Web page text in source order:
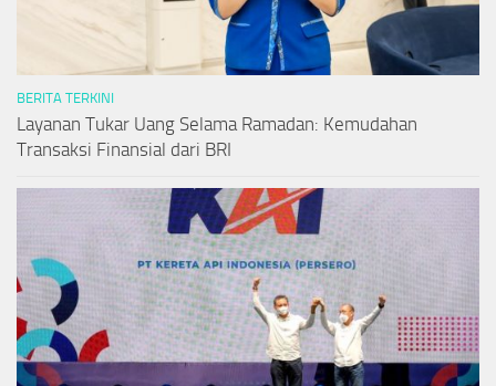
BERITA TERKINI
Layanan Tukar Uang Selama Ramadan: Kemudahan
Transaksi Finansial dari BRI